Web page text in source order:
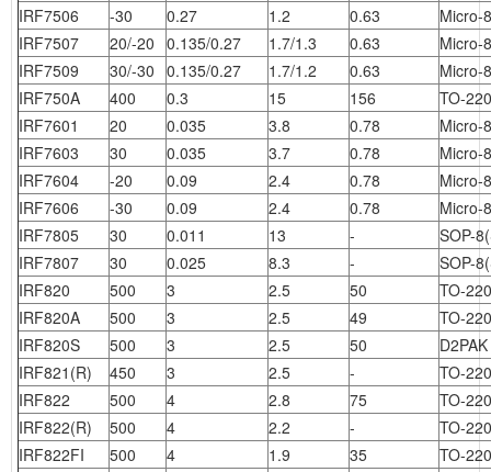
IRF7506
-30 0.27 1.2 0.63
Micro-8
IRF7507
20/-20 0.135/0.27 1.7/1.3 0.63
Micro-8
IRF7509
30/-30 0.135/0.27 1.7/1.2 0.63
Micro-8
IRF750A
400 0.3 15 156
TO-
IRF7601
20 0.035 3.8 0.78
Micro-8
IRF7603
30 0.035 3.7 0.78
Micro-8
IRF7604
-20 0.09 2.4 0.78
Micro-8
IRF7606
-30 0.09 2.4 0.78
Micro-8
IRF7805
30 0.011 13 -
SOP-
IRF7807
30 0.025 8.3 -
SOP-
IRF820
500 3 2.5 50
TO-
IRF820A
500 3 2.5 49
TO-
IRF820S
500 3 2.5 50
D2PAK
IRF821(R)
450 3 2.5 -
TO-
IRF822
500 4 2.8 75
TO-
IRF822(R)
500 4 2.2 -
TO-
IRF822FI
500 4 1.9 35
TO-